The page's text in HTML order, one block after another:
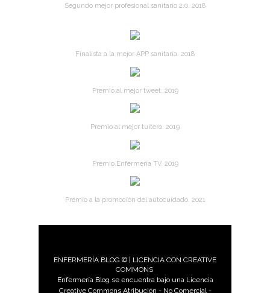
Segundo mejor profesional sanitario 2.0. 2018
Finalista a la mejor APP sanitaria. 2018
Premio al mejor tweet. 2019
Premio al mejor tuitero. 2019
Premio Enfermería TV. 2019
Premio a la promoción del autocuidado. 2021
ENFERMERÍA BLOG © | LICENCIA CON CREATIVE
COMMONS
Enfermería Blog se encuentra bajo una Licencia
Creative Commons Atribución - No Comercial -